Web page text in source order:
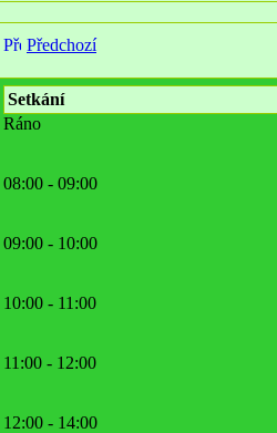
Předchozí
Setkání
Ráno
08:00 - 09:00
09:00 - 10:00
10:00 - 11:00
11:00 - 12:00
12:00 - 14:00